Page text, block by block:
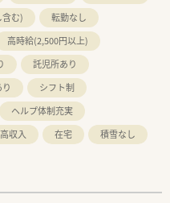
む)
転勤なし
高時給(2,500円以上)
託児所あり
シフト制
ヘルプ体制充実
高収入 在宅 積雪なし